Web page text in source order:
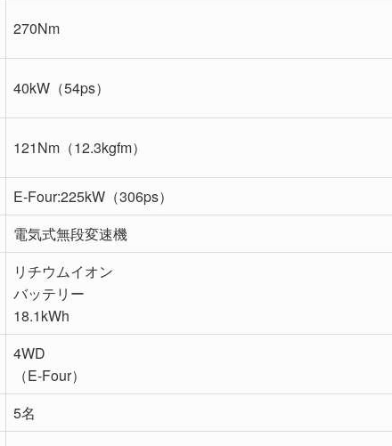
270Nm
40kW（54ps）
121Nm（12.3kgfm）
E-Four:225kW（306ps）
電気式無段変速機
リチウムイオン
バッテリー
18.1kWh
4WD
（E-Four）
5名